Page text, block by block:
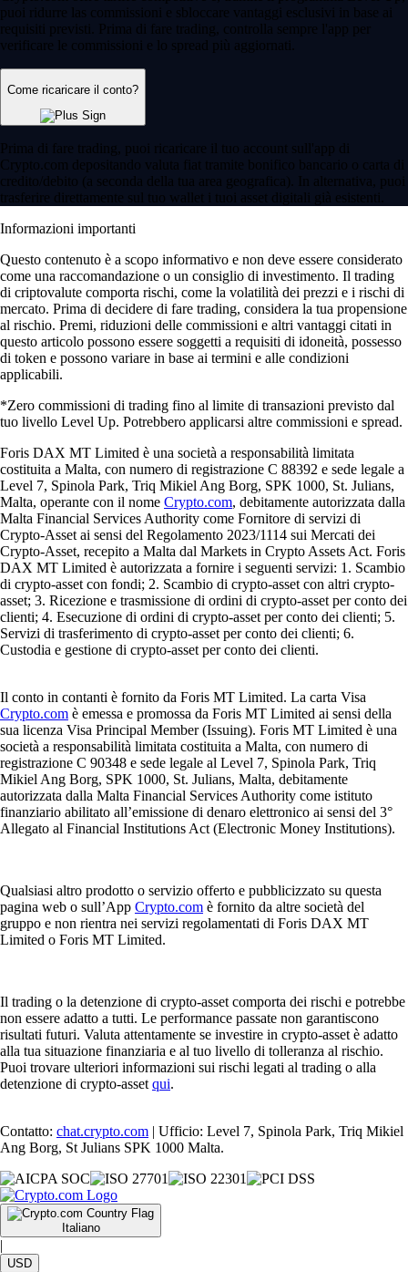
puoi ridurre las commissioni e sbloccare vantaggi esclusivi in base ai
requisiti previsti. Prima di fare trading, controlla sempre l'app per
verificare le commissioni e lo spread più aggiornati.
Come ricaricare il conto?
Prima di fare trading, puoi ricaricare il tuo account sull'app di
Crypto.com depositando valuta fiat tramite bonifico bancario o carta di
credito/debito (a seconda della tua area geografica). In alternativa, puoi
trasferire direttamente sul tuo wallet i tuoi asset digitali già esistenti.
Informazioni importanti
Questo contenuto è a scopo informativo e non deve essere considerato
come una raccomandazione o un consiglio di investimento. Il trading
di criptovalute comporta rischi, come la volatilità dei prezzi e i rischi di
mercato. Prima di decidere di fare trading, considera la tua propensione
al rischio. Premi, riduzioni delle commissioni e altri vantaggi citati in
questo articolo possono essere soggetti a requisiti di idoneità, possesso
di token e possono variare in base ai termini e alle condizioni
applicabili.
*Zero commissioni di trading fino al limite di transazioni previsto dal
tuo livello Level Up. Potrebbero applicarsi altre commissioni e spread.
Foris DAX MT Limited è una società a responsabilità limitata
costituita a Malta, con numero di registrazione C 88392 e sede legale a
Level 7, Spinola Park, Triq Mikiel Ang Borg, SPK 1000, St. Julians,
Malta, operante con il nome Crypto.com, debitamente autorizzata dalla
Malta Financial Services Authority come Fornitore di servizi di
Crypto-Asset ai sensi del Regolamento 2023/1114 sui Mercati dei
Crypto-Asset, recepito a Malta dal Markets in Crypto Assets Act. Foris
DAX MT Limited è autorizzata a fornire i seguenti servizi: 1. Scambio
di crypto-asset con fondi; 2. Scambio di crypto-asset con altri crypto-
asset; 3. Ricezione e trasmissione di ordini di crypto-asset per conto dei
clienti; 4. Esecuzione di ordini di crypto-asset per conto dei clienti; 5.
Servizi di trasferimento di crypto-asset per conto dei clienti; 6.
Custodia e gestione di crypto-asset per conto dei clienti.
Il conto in contanti è fornito da Foris MT Limited. La carta Visa
Crypto.com è emessa e promossa da Foris MT Limited ai sensi della
sua licenza Visa Principal Member (Issuing). Foris MT Limited è una
società a responsabilità limitata costituita a Malta, con numero di
registrazione C 90348 e sede legale al Level 7, Spinola Park, Triq
Mikiel Ang Borg, SPK 1000, St. Julians, Malta, debitamente
autorizzata dalla Malta Financial Services Authority come istituto
finanziario abilitato all’emissione di denaro elettronico ai sensi del 3°
Allegato al Financial Institutions Act (Electronic Money Institutions).
Qualsiasi altro prodotto o servizio offerto e pubblicizzato su questa
pagina web o sull’App Crypto.com è fornito da altre società del
gruppo e non rientra nei servizi regolamentati di Foris DAX MT
Limited o Foris MT Limited.
Il trading o la detenzione di crypto-asset comporta dei rischi e potrebbe
non essere adatto a tutti. Le performance passate non garantiscono
risultati futuri. Valuta attentamente se investire in crypto-asset è adatto
alla tua situazione finanziaria e al tuo livello di tolleranza al rischio.
Puoi trovare ulteriori informazioni sui rischi legati al trading o alla
detenzione di crypto-asset qui.
Contatto: chat.crypto.com | Ufficio: Level 7, Spinola Park, Triq Mikiel
Ang Borg, St Julians SPK 1000 Malta.
Italiano
|
USD